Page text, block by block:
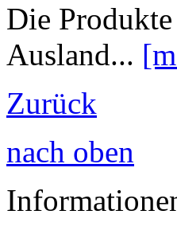
Die
Ausland...
Zurück
nach oben